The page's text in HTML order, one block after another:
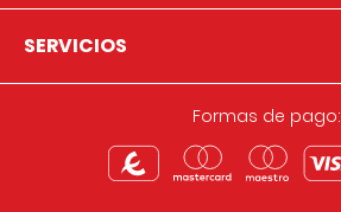
SERVICIOS
Formas de pago: